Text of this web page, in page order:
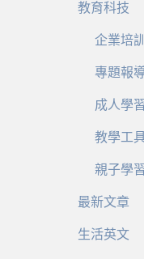
教育科技
企業培
專題報
成人學
教學工
親子學
最新文章
生活英文